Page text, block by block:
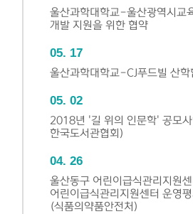
울산과학대학교-울산광역시교
개발 지원을 위한 협약
05 17
울산과학대학교-CJ푸드빌 산학
05 02
2018년 '길 위의 인문학' 공모
한국도서관협회)
04 26
울산동구 어린이급식관리지원
어린이급식관리지원센터 운영
(식품의약품안전처)